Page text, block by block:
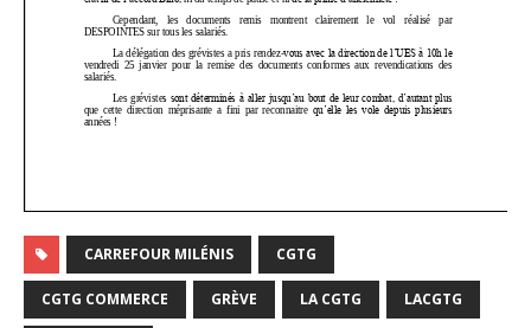
CARREFOUR MILÉNIS CGTG
CGTG COMMERCE GRÈVE LA CGTG LACGTG